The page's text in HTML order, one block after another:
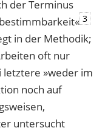
der Terminus
3
in der Methodik;
oft nur
»weder im
noch auf
untersucht